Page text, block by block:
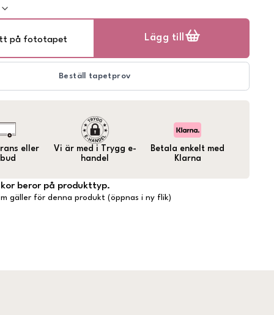
på fototapet Lägg till
Beställ tapetprov
eller
Vi är med i Trygg e-
handel
Betala enkelt med
Klarna
beror på produkttyp.
gäller för denna produkt (öppnas i ny flik)